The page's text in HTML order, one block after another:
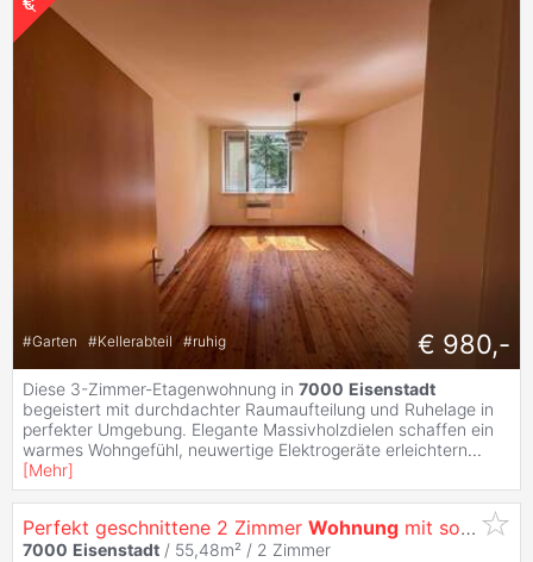
#Garten #Kellerabteil #ruhig € 980,-
Diese 3-Zimmer-Etagenwohnung in 7000 Eisenstadt
begeistert mit durchdachter Raumaufteilung und Ruhelage in
perfekter Umgebung. Elegante Massivholzdielen schaffen ein
warmes Wohngefühl, neuwertige Elektrogeräte erleichtern...
[Mehr]
Perfekt geschnittene 2 Zimmer Wohnung mit sonnigem Balkon - ERSTBEZUG nahe Bahnhof
7000 Eisenstadt / 55,48m² / 2 Zimmer